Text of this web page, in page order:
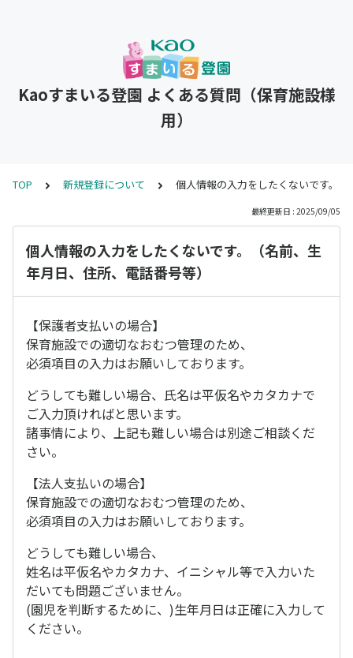
Kaoすまいる登園 よくある質問（保育施設様
用）
TOP 新規登録について 個人情報の入力をしたくないです。
最終更新日 : 2025/09/05
個人情報の入力をしたくないです。（名前、生
年月日、住所、電話番号等）
【保護者支払いの場合】
保育施設での適切なおむつ管理のため、
必須項目の入力はお願いしております。
どうしても難しい場合、氏名は平仮名やカタカナで
ご入力頂ければと思います。
諸事情により、上記も難しい場合は別途ご相談くだ
さい。
【法人支払いの場合】
保育施設での適切なおむつ管理のため、
必須項目の入力はお願いしております。
どうしても難しい場合、
姓名は平仮名やカタカナ、イニシャル等で入力いた
だいても問題ございません。
(園児を判断するために、)生年月日は正確に入力して
ください。